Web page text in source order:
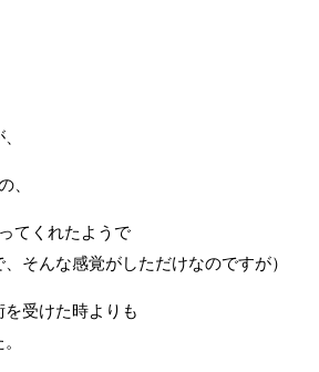
、
てくれたようで
、そんな感覚がしただけなのですが）
受けた時よりも